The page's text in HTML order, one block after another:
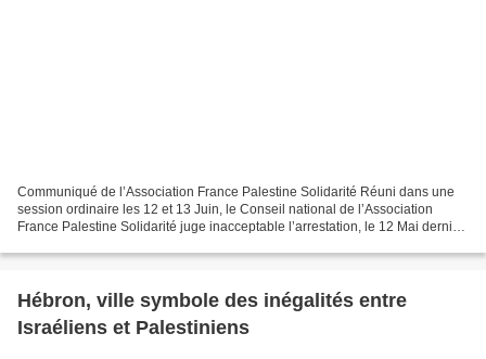
Communiqué de l’Association France Palestine Solidarité Réuni dans une
session ordinaire les 12 et 13 Juin, le Conseil national de l’Association
France Palestine Solidarité juge inacceptable l’arrestation, le 12 Mai dernier,
Hébron, ville symbole des inégalités entre
Israéliens et Palestiniens